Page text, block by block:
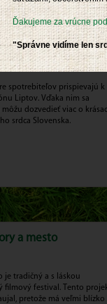
Liptov
spotrebiteľov prispievajú k
Liptov. Vďaka nim sa
dozvedieť viac o
srdca Slovenska.
a mesto
je tradičný a s láskou
filmový festival. Tento
pretože má veľmi blízko
Ďakujeme za vrúcne
"Správne vidíme len